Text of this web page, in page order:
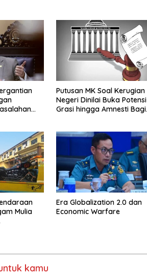
Putusan MK Soal Kerugian
Negeri Dinilai Buka Potensi
Grasi hingga Amnesti Bagi
Mulia
Era Globalization 2.0 dan
Economic Warfare
kamu